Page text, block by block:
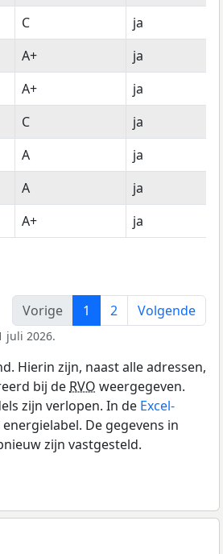
C
ja
A+
ja
A+
ja
C
ja
A
ja
A
ja
A+ ja
Vorige
1 2 Volgende
juli 2026.
Hierin zijn, naast alle adressen,
bij de RVO weergegeven.
zijn verlopen. In de Excel-
De gegevens in
zijn vastgesteld.